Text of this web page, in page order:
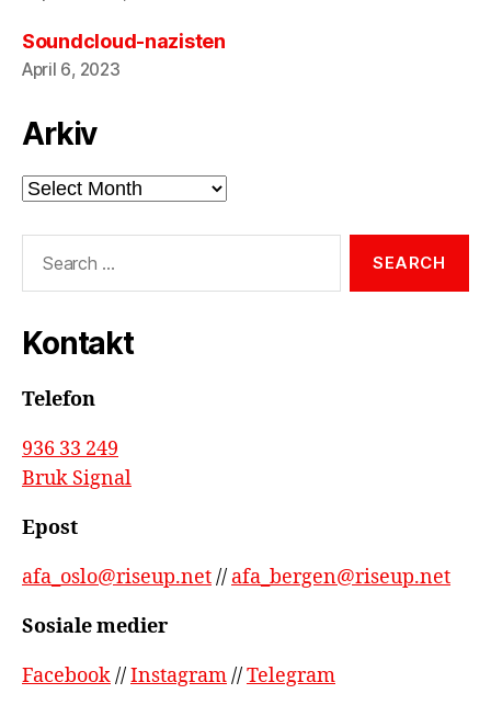
Soundcloud-nazisten
April 6, 2023
Arkiv
Arkiv
Kontakt
Telefon
936 33 249
Bruk Signal
Epost
afa_oslo@riseup.net// afa_bergen@riseup.net
Sosiale medier
Facebook//Instagram//Telegram